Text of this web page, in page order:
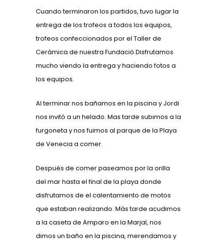
Cuando terminaron los partidos, tuvo lugar la
entrega de los trofeos a todos los equipos,
trofeos confeccionados por el Taller de
Cerámica de nuestra Fundació.Disfrutamos
mucho viendo la entrega y haciendo fotos a
los equipos.
Al terminar nos bañamos en la piscina y Jordi
nos invitó a un helado. Mas tarde subimos a la
furgoneta y nos fuimos al parque de la Playa
de Venecia a comer.
Después de comer paseamos por la orilla
del mar hasta el final de la playa donde
disfrutamos de el calentamiento de motos
que estaban realizando. Más tarde acudimos
a la caseta de Amparo en la Marjal, nos
dimos un baño en la piscina, merendamos y